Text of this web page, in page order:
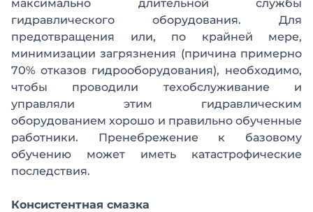
максимально длительной службы
гидравлического оборудования. Для
предотвращения или, по крайней мере,
минимизации загрязнения (причина примерно
70% отказов гидрооборудования), необходимо,
чтобы проводили техобслуживание и
управляли этим гидравлическим
оборудованием хорошо и правильно обученные
работники. Пренебрежение к базовому
обучению может иметь катастрофические
последствия.
Консистентная смазка